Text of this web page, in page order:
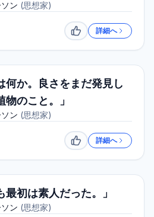
ン (思想家)
いいね詳細へ
何か。良さをまだ発見し
のこと。」
ン (思想家)
いいね詳細へ
最初は素人だった。」
ン (思想家)